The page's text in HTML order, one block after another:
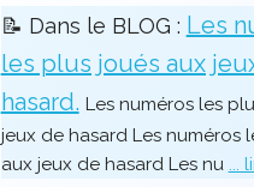
📝 Dans le BLOG : Les
les plus joués aux
hasard. Les numéros les
jeux de hasard Les numéros
aux jeux de hasard Les nu ...